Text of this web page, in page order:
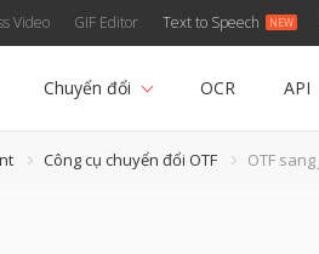
Video GIF Editor Text to Speech
Chuyển đổi OCR API
Công cụ chuyển đổi OTF OTF sang